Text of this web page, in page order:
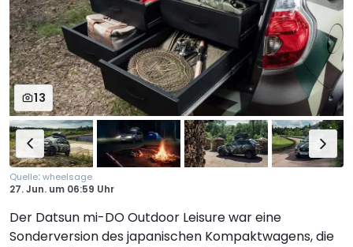
13
Quelle:wheelsage
27. Jun. um 06:59 Uhr
Der Datsun mi-DO Outdoor Leisure war eine
Sonderversion des japanischen Kompaktwagens, die